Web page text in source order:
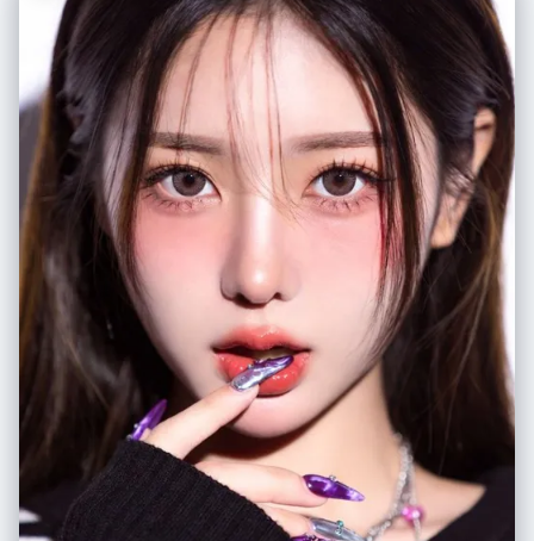
inside a shopping cart", "secondary": "framing her winking eye with her
fingers using an 'L' shape gesture", "effect": "dynamic distortion
emphasizing the sneakers and hands due to the lens" }, "environment":
{ "setting": "brightly lit grocery store snack aisle",
"foreground_elements": [ "silver metal wire of the shopping cart",
"chunky sneaker sole in extreme close-up" ],
"background_elements": [ "shelves stocked with colorful snack bags
(yellow, red, green packaging)", "overhead fluorescent lights", "tiled
supermarket floor", "promotional signage on shelves" ] }, "lighting": {
"style": "high-key, flat commercial lighting", "key_light": { "type":
"overhead fluorescent tubes", "color": "cool white/neutral",
"illuminates": [ "entire aisle evenly", "reflections on plastic snack
packaging", "sheen on the metal cart" ] }, "shadows": "minimal, soft
shadows beneath the cart" }, "style": { "medium": "digital
photography", "aesthetic": "Gen Z social media trend, Y2K influence,
street style", "quality": "high definition, vibrant colors", "details":
"sharp focus throughout" }, "scene_composition": { "subject_action":
"Leaning back casually in the cart, engaging directly with the camera",
"camera_behavior": "Extreme close-up, wide-angle distortion",
"depth_layering": "Exaggerated foreground (shoes) -> Middle ground
(subject) -> Curved background (shelves)" }, "visual_description": {
"core_subject": "A trendy young woman with a fun, carefree attitude.",
"attire_physics": "The plaid shirt is bunched naturally around the waist;
the shoe laces appear large and textured due to proximity.",
"skin_rendering": "Smooth, bright complexion, soft makeup with
Interior Lighting", "specifics": "Even, bright illumination typical of retail